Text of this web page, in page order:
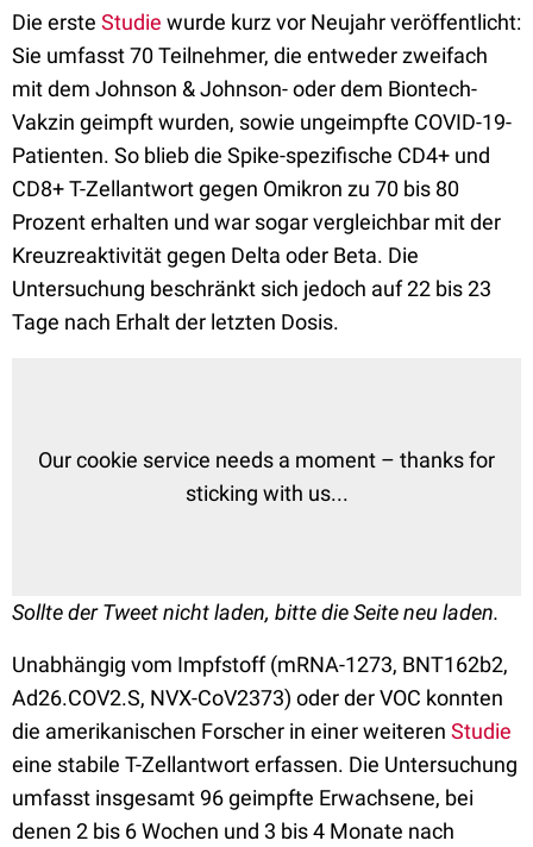
Die erste Studie wurde kurz vor Neujahr veröffentlicht:
Sie umfasst 70 Teilnehmer, die entweder zweifach
mit dem Johnson & Johnson- oder dem Biontech-
Vakzin geimpft wurden, sowie ungeimpfte COVID-19-
Patienten. So blieb die Spike-spezifische CD4+ und
CD8+ T-Zellantwort gegen Omikron zu 70 bis 80
Prozent erhalten und war sogar vergleichbar mit der
Kreuzreaktivität gegen Delta oder Beta. Die
Untersuchung beschränkt sich jedoch auf 22 bis 23
Tage nach Erhalt der letzten Dosis.
Our cookie service needs a moment – thanks for
sticking with us...
Sollte der Tweet nicht laden, bitte die Seite neu laden.
Unabhängig vom Impfstoff (mRNA-1273, BNT162b2,
Ad26.COV2.S, NVX-CoV2373) oder der VOC konnten
die amerikanischen Forscher in einer weiteren Studie
eine stabile T-Zellantwort erfassen. Die Untersuchung
umfasst insgesamt 96 geimpfte Erwachsene, bei
denen 2 bis 6 Wochen und 3 bis 4 Monate nach